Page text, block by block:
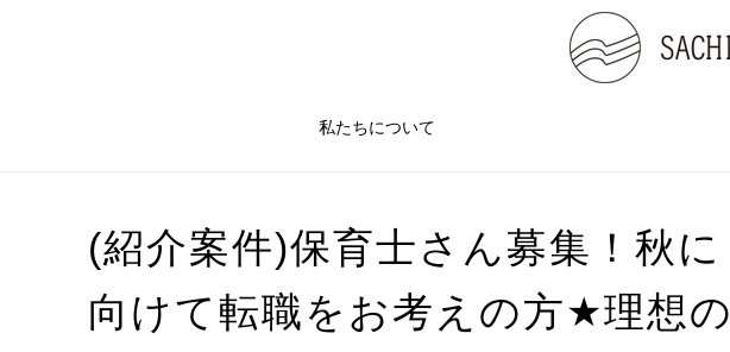
私たちについて
(紹介案件)保育士さん募集！秋に
向けて転職をお考えの方★理想の